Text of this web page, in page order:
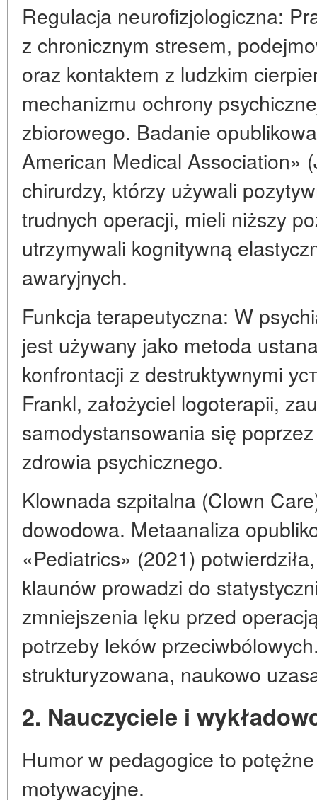
Regulacja neurofizjologiczna:
z chronicznym stresem,
oraz kontaktem z ludzkim
mechanizmu ochrony
zbiorowego. Badanie
American Medical Association»
chirurdzy, którzy używali
trudnych operacji, mieli niższy
utrzymywali kognitywną
awaryjnych.
Funkcja terapeutyczna: W
jest używany jako metoda
konfrontacji z destruktywnymi
Frankl, założyciel logoterapii,
samodystansowania się
zdrowia psychicznego.
Klownada szpitalna (Clown
dowodowa. Metaanaliza
«Pediatrics» (2021)
klaunów prowadzi do
zmniejszenia lęku przed
potrzeby leków
strukturyzowana, naukowo
2. Nauczyciele i
Humor w pedagogice to
motywacyjne.